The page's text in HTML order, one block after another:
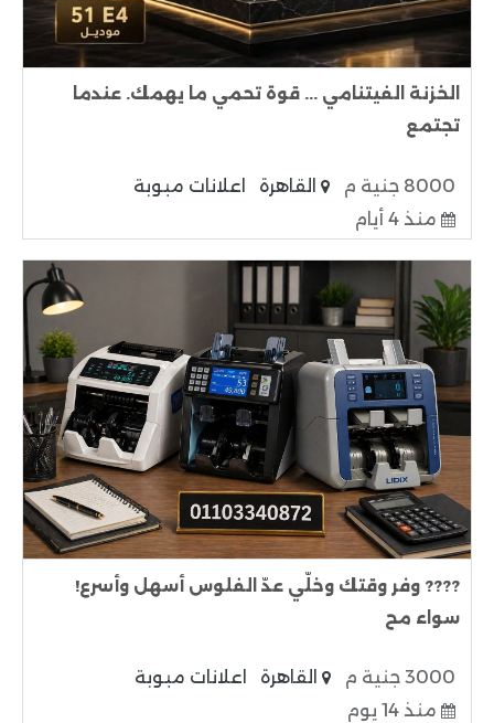
الخزنة الفيتنامي ... قوة تحمي ما يهمك. عندما
تجتمع
8000 جنية م القاهرة
اعلانات مبوبة
منذ 4 أيام
???? وفر وقتك وخلّي عدّ الفلوس أسهل وأسرع!
سواء مح
3000 جنية م القاهرة
اعلانات مبوبة
منذ 14 يوم